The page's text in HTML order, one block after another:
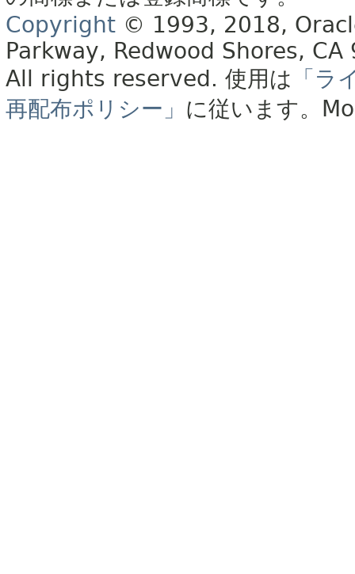
Copyright © 1993, 2018,
Parkway, Redwood Shores, CA
All rights reserved. 使用は 「ラ
再配布ポリシー」 に従います。